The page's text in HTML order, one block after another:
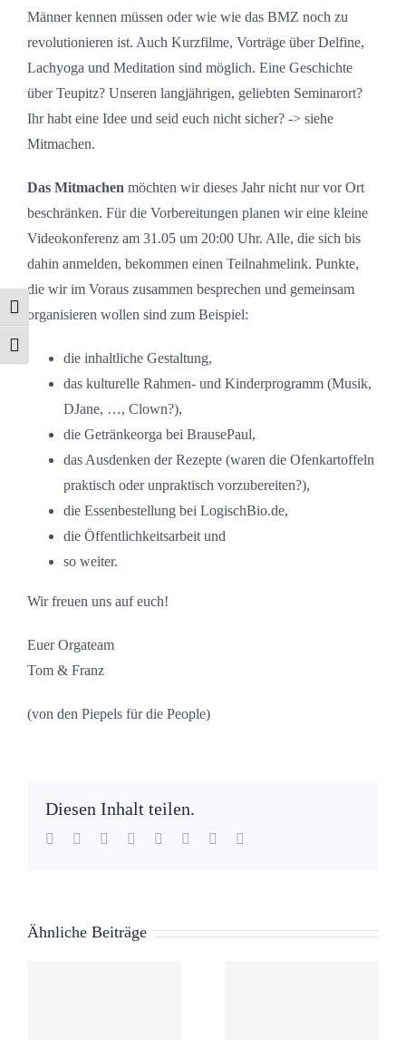
Umschalten auf hohe Kontraste
Schrift vergrößern
Männer kennen müssen oder wie wie das BMZ noch zu
revolutionieren ist. Auch Kurzfilme, Vorträge über Delfine,
Lachyoga und Meditation sind möglich. Eine Geschichte
über Teupitz? Unseren langjährigen, geliebten Seminarort?
Ihr habt eine Idee und seid euch nicht sicher? -> siehe
Mitmachen.
Das Mitmachen möchten wir dieses Jahr nicht nur vor Ort
beschränken. Für die Vorbereitungen planen wir eine kleine
Videokonferenz am 31.05 um 20:00 Uhr. Alle, die sich bis
dahin anmelden, bekommen einen Teilnahmelink. Punkte,
die wir im Voraus zusammen besprechen und gemeinsam
organisieren wollen sind zum Beispiel:
die inhaltliche Gestaltung,
das kulturelle Rahmen- und Kinderprogramm (Musik,
DJane, …, Clown?),
die Getränkeorga bei BrausePaul,
das Ausdenken der Rezepte (waren die Ofenkartoffeln
praktisch oder unpraktisch vorzubereiten?),
die Essenbestellung bei LogischBio.de,
die Öffentlichkeitsarbeit und
so weiter.
Wir freuen uns auf euch!
Euer Orgateam
Tom & Franz
(von den Piepels für die People)
Diesen Inhalt teilen.
Facebook
TwitterReddit LinkedInWhatsApp
TumblrPinterest
Ähnliche Beiträge